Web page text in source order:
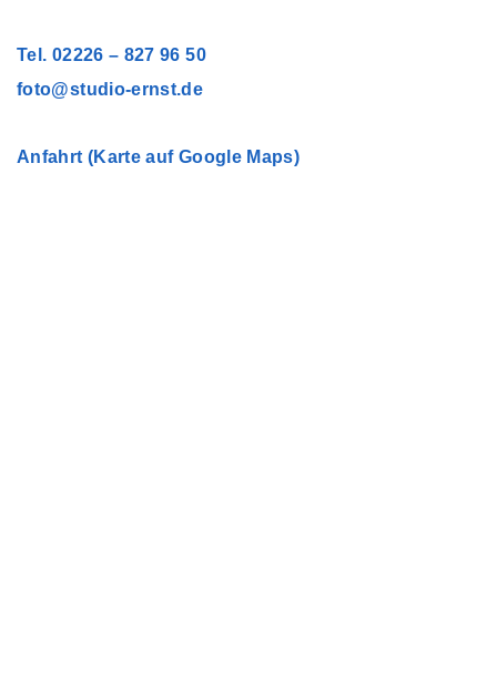
Tel. 02226 – 827 96 50
foto@studio-ernst.de
Anfahrt (Karte auf Google Maps)